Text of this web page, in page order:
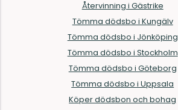
Återvinning i Gästrike
Tömma dödsbo i Kungälv
Tömma dödsbo i Jönköping
Tömma dödsbo i Stockholm
Tömma dödsbo i Göteborg
Tömma dödsbo i Uppsala
Köper dödsbon och bohag